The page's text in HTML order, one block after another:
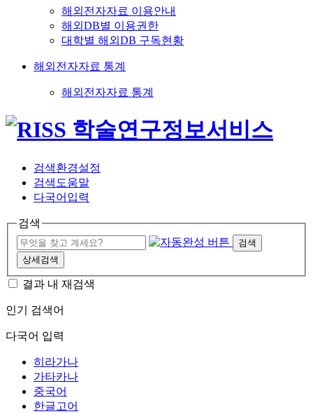
해외전자자료 이용안내
해외DB별 이용권한
대학별 해외DB 구독현황
해외전자자료 통계
해외전자자료 통계
검색환경설정
검색도움말
다국어입력
검색
검색
상세검색
결과 내 재검색
인기 검색어
다국어 입력
히라가나
가타카나
중국어
한글고어